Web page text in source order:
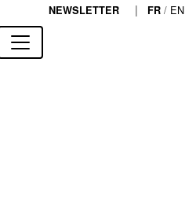
NEWSLETTER | FR / EN